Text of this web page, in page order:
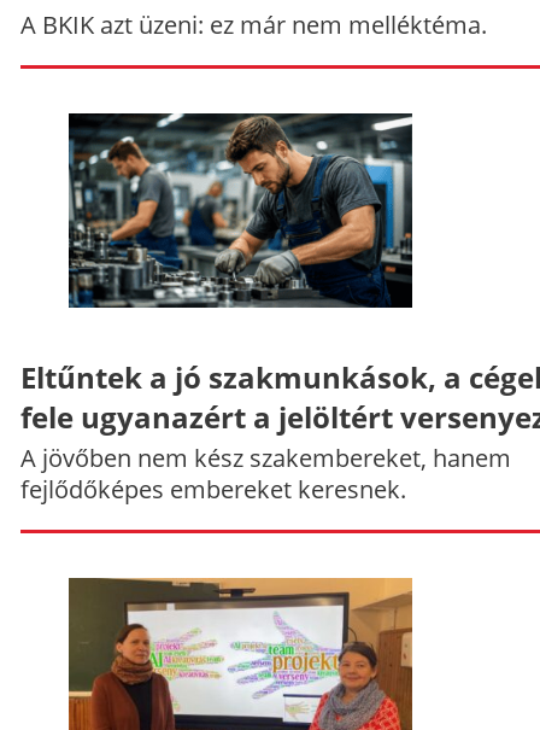
A BKIK azt üzeni: ez már nem melléktéma.
Eltűntek a jó szakmunkások, a
fele ugyanazért a jelöltért
A jövőben nem kész szakembereket, hanem
fejlődőképes embereket keresnek.